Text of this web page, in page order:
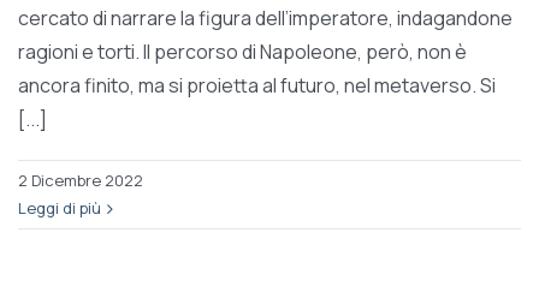
cercato di narrare la figura dell’imperatore, indagandone
ragioni e torti. Il percorso di Napoleone, però, non è
ancora finito, ma si proietta al futuro, nel metaverso. Si
[...]
2 Dicembre 2022
Leggi di più